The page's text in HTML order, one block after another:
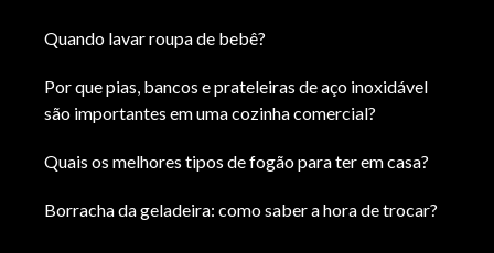
Quando lavar roupa de bebê?
Por que pias, bancos e prateleiras de aço inoxidável
são importantes em uma cozinha comercial?
Quais os melhores tipos de fogão para ter em casa?
Borracha da geladeira: como saber a hora de trocar?